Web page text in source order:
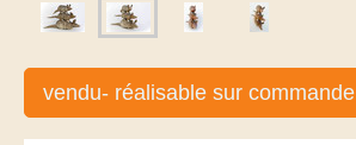
vendu- réalisable sur commande